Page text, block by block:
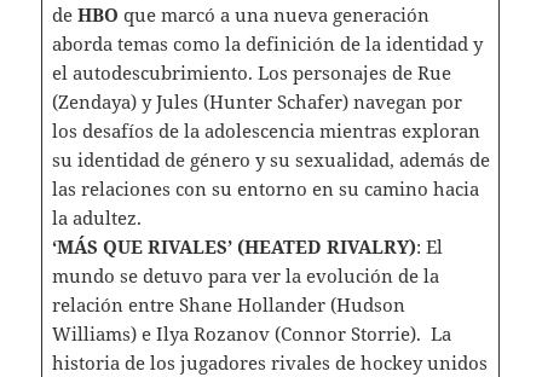
de HBO que marcó a una nueva generación
aborda temas como la definición de la identidad y
el autodescubrimiento. Los personajes de Rue
(Zendaya) y Jules (Hunter Schafer) navegan por
los desafíos de la adolescencia mientras exploran
su identidad de género y su sexualidad, además de
las relaciones con su entorno en su camino hacia
la adultez.
‘MÁS QUE RIVALES’ (HEATED RIVALRY): El
mundo se detuvo para ver la evolución de la
relación entre Shane Hollander (Hudson
Williams) e Ilya Rozanov (Connor Storrie). La
historia de los jugadores rivales de hockey unidos